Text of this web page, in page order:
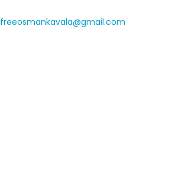
freeosmankavala@gmail.com